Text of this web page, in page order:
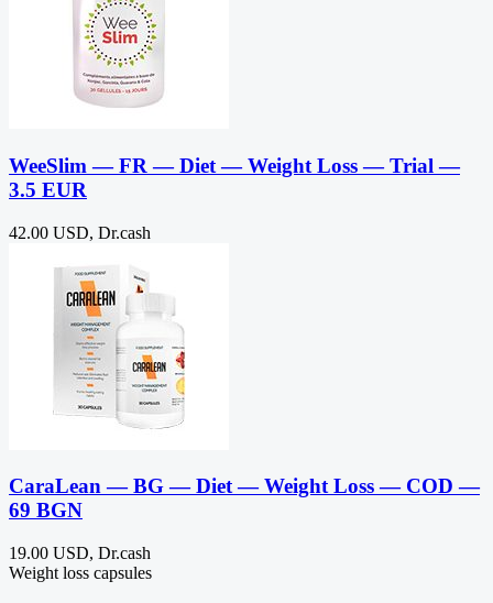
WeeSlim — FR — Diet — Weight Loss — Trial —
3.5 EUR
42.00 USD, Dr.cash
CaraLean — BG — Diet — Weight Loss — COD —
69 BGN
19.00 USD, Dr.cash
Weight loss capsules